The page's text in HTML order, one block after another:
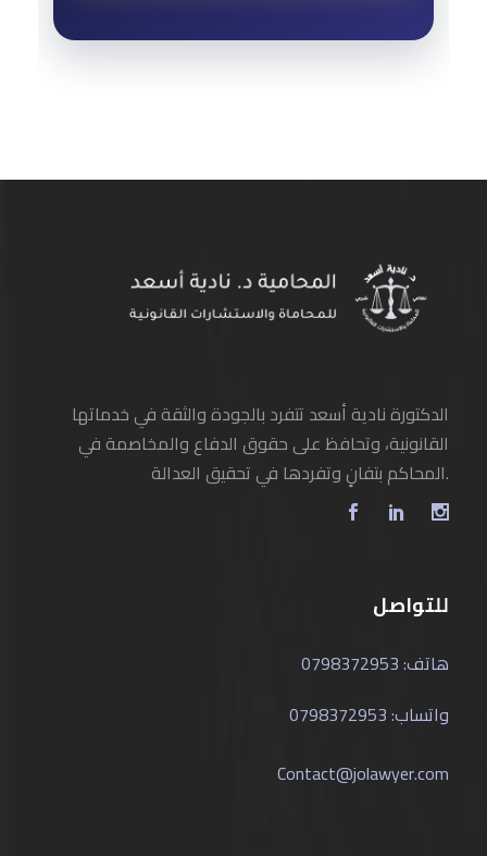
الدكتورة نادية أسعد تتفرد بالجودة والثقة في خدماتها
القانونية، وتحافظ على حقوق الدفاع والمخاصمة في
المحاكم بتفانٍ وتفردها في تحقيق العدالة.
للتواصل
هاتف: 0798372953
واتساب: 0798372953
Contact@jolawyer.com